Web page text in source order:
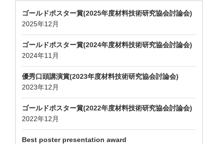
ゴールドポスター賞(2025年度材料技術研究協会討論会)
2025年12月
ゴールドポスター賞(2024年度材料技術研究協会討論会)
2024年11月
優秀口頭講演賞(2023年度材料技術研究協会討論会)
2023年12月
ゴールドポスター賞(2022年度材料技術研究協会討論会)
2022年12月
Best poster presentation award